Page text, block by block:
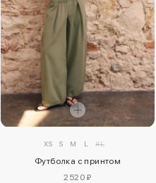
XS S M L XL
Футболка с принтом
2520 ₽